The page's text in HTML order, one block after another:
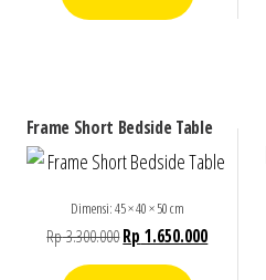
Frame Short Bedside Table
Dimensi: 45 × 40 × 50 cm
Rp3.300.000Rp 1.650.000